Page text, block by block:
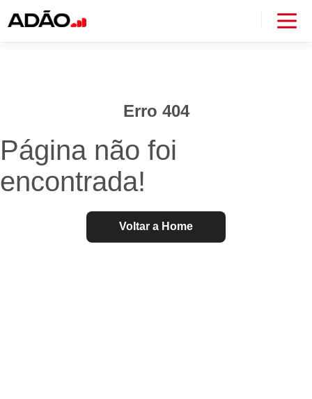
Erro 404
Página não foi
encontrada!
Voltar a Home